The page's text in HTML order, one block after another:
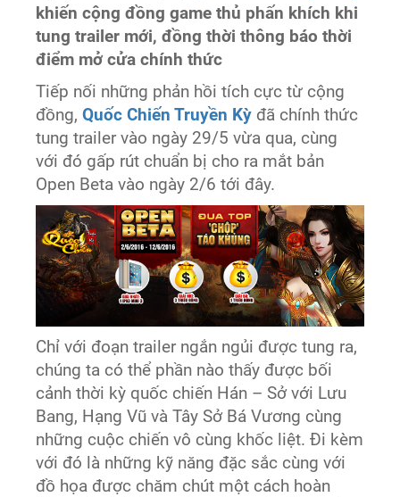
khiến cộng đồng game thủ phấn khích khi
tung trailer mới, đồng thời thông báo thời
điểm mở cửa chính thức
Tiếp nối những phản hồi tích cực từ cộng
đồng,Quốc Chiến Truyền Kỳ đã chính thức
tung trailer vào ngày 29/5 vừa qua, cùng
với đó gấp rút chuẩn bị cho ra mắt bản
Open Beta vào ngày 2/6 tới đây.
Chỉ với đoạn trailer ngắn ngủi được tung ra,
chúng ta có thể phần nào thấy được bối
cảnh thời kỳ quốc chiến Hán – Sở với Lưu
Bang, Hạng Vũ và Tây Sở Bá Vương cùng
những cuộc chiến vô cùng khốc liệt. Đi kèm
với đó là những kỹ năng đặc sắc cùng với
đồ họa được chăm chút một cách hoàn